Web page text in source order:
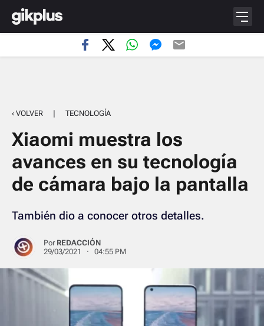
‹ VOLVER | TECNOLOGÍA
Xiaomi muestra los
avances en su tecnología
de cámara bajo la pantalla
También dio a conocer otros detalles.
Por REDACCIÓN
29/03/2021 · 04:55 PM